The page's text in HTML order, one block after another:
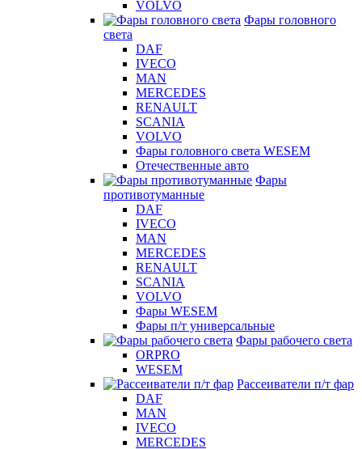
VOLVO
Фары головного
света
DAF
IVECO
MAN
MERCEDES
RENAULT
SCANIA
VOLVO
Фары головного света WESEM
Отечественные авто
Фары
противотуманные
DAF
IVECO
MAN
MERCEDES
RENAULT
SCANIA
VOLVO
Фары WESEM
Фары п/т универсальные
Фары рабочего света
ORPRO
WESEM
Рассеиватели п/т фар
DAF
MAN
IVECO
MERCEDES